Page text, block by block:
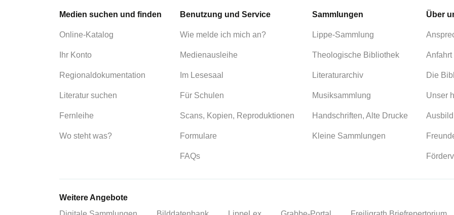
Medien suchen und finden
Online-Katalog
Ihr Konto
Regionaldokumentation
Literatur suchen
Fernleihe
Wo steht was?
Benutzung und Service
Wie melde ich mich an?
Medienausleihe
Im Lesesaal
Für Schulen
Scans, Kopien, Reproduktionen
Formulare
FAQs
Sammlungen
Lippe-Sammlung
Theologische Bibliothek
Literaturarchiv
Musiksammlung
Handschriften, Alte Drucke
Kleine Sammlungen
Über
Anfahrt
Die
Unser
Weitere Angebote